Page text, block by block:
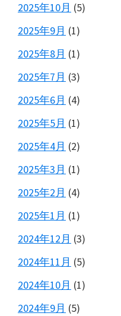
2025年10月 (5)
2025年9月 (1)
2025年8月 (1)
2025年7月 (3)
2025年6月 (4)
2025年5月 (1)
2025年4月 (2)
2025年3月 (1)
2025年2月 (4)
2025年1月 (1)
2024年12月 (3)
2024年11月 (5)
2024年10月 (1)
2024年9月 (5)